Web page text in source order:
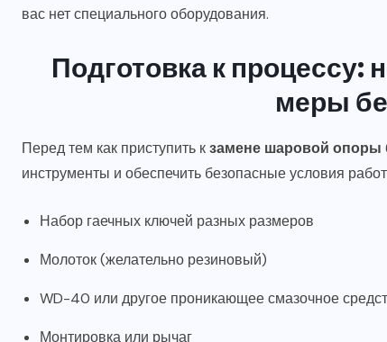
вас нет специального оборудования.
Подготовка к
меры
Перед тем как приступить кзамене шаровой опоры
инструменты и обеспечить безопасные условия
Набор гаечных ключей разных размеров
Молоток (желательно резиновый)
WD-40 или другое проникающее смазочное
Монтировка или рычаг